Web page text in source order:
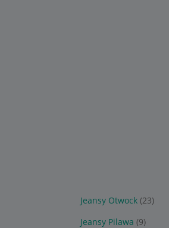
Jeansy Otwock (23)
Jeansy Pilawa (9)